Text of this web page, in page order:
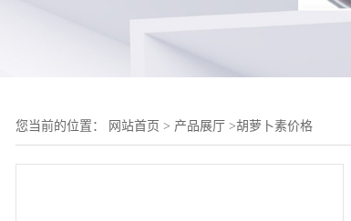
您当前的位置： 网站首页 > 产品展厅 >胡萝卜素价格